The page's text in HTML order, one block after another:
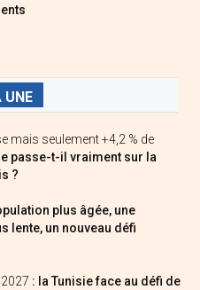
UNE
mais seulement +4,2 % de
passe-t-il vraiment sur la
?
plus âgée, une
lente, un nouveau défi
2027 : la Tunisie face au défi de